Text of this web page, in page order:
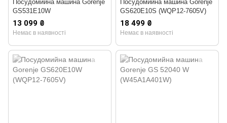
Посудомийна машина Gorenje
GS531E10W
13 099 ₴
Немає в наявності
Посудомийна машина Gorenje
GS620E10S (WQP12-7605V)
18 499 ₴
Немає в наявності